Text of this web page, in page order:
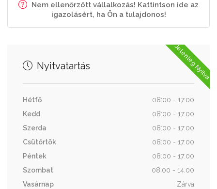
Nem ellenőrzött vállalkozás! Kattintson ide az
igazolásért, ha Ön a tulajdonos!
Jelenleg Nyitva
Nyitvatartás
Hétfő
08:00 - 17:00
Kedd
08:00 - 17:00
Szerda
08:00 - 17:00
Csütörtök
08:00 - 17:00
Péntek
08:00 - 17:00
Szombat
08:00 - 14:00
Vasárnap
Zárva